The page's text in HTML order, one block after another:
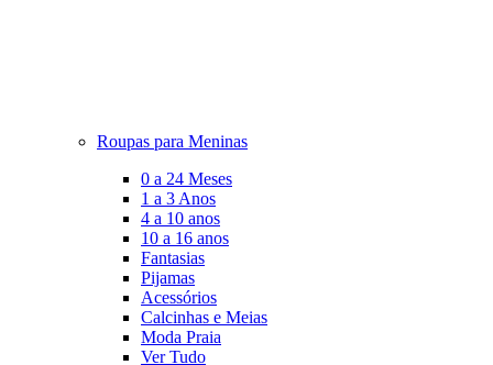
Roupas para Meninas
0 a 24 Meses
1 a 3 Anos
4 a 10 anos
10 a 16 anos
Fantasias
Pijamas
Acessórios
Calcinhas e Meias
Moda Praia
Ver Tudo